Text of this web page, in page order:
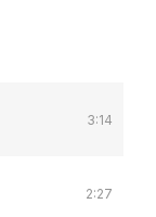
3:14
2:27